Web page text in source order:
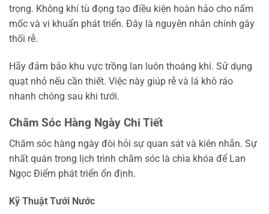
trọng. Không khí tù đọng tạo điều kiện hoàn hảo cho nấm
mốc và vi khuẩn phát triển. Đây là nguyên nhân chính gây
thối rễ.
Hãy đảm bảo khu vực trồng lan luôn thoáng khí. Sử dụng
quạt nhỏ nếu cần thiết. Việc này giúp rễ và lá khô ráo
nhanh chóng sau khi tưới.
Chăm Sóc Hàng Ngày Chi Tiết
Chăm sóc hàng ngày đòi hỏi sự quan sát và kiên nhẫn. Sự
nhất quán trong lịch trình chăm sóc là chìa khóa để Lan
Ngọc Điểm phát triển ổn định.
Kỹ Thuật Tưới Nước